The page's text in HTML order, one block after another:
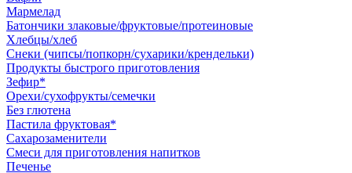
Мармелад
Батончики злаковые/фруктовые/протеиновые
Хлебцы/хлеб
Снеки (чипсы/попкорн/сухарики/крендельки)
Продукты быстрого приготовления
Зефир*
Орехи/сухофрукты/семечки
Без глютена
Пастила фруктовая*
Сахарозаменители
Смеси для приготовления напитков
Печенье